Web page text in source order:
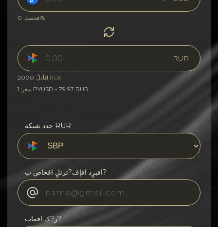
افخصك:0%
RUR
افأدلٌ: 2000
RUR
سغر: 1 PYUSD - 79.97 RUR
حدد شبكة RUR
افبرٍد افإف?ترنلٍ افخاص ب?
ر?ك افمات?